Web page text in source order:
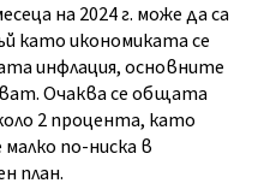
на 2024 г. може да са
като икономиката се
инфлация, основните
Очаква се общата
2 процента, като
по-ниска в
план.